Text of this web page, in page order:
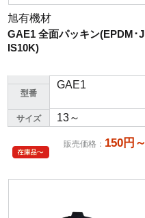
旭有機材
GAE1 全面パッキン(EPDM･J
IS10K)
型番
GAE1
サイズ 13～
販売価格 ： 150円～